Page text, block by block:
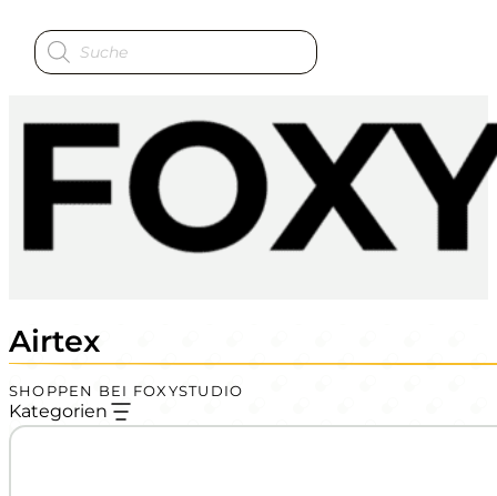
Produktsuche
Airtex
SHOPPEN BEI FOXYSTUDIO
Kategorien